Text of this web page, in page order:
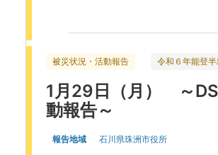
被災状況・活動報告 令和６年能登
1月29日（月） ～
動報告～
報告地域 石川県珠洲市役所